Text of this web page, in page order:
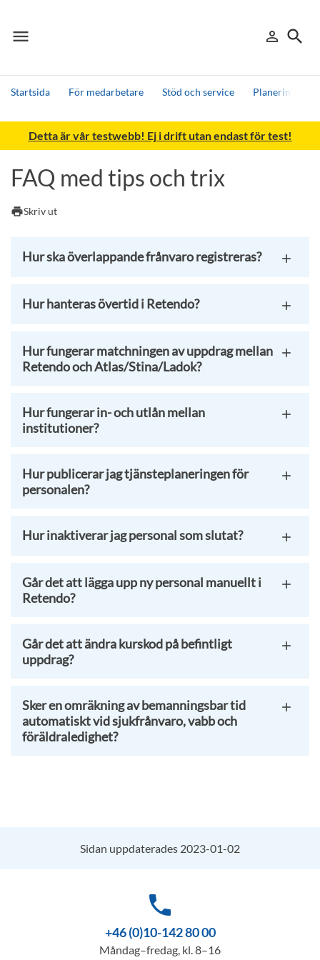
menu
Meny person_outline
Logga in
search
Sök
Startsida För medarbetare Stöd och service Planering och
Sök
Andra söktjänster
Detta är vår testwebb! Ej i drift utan endast för test!
FAQ med tips och trix
printSkriv ut
Hur ska överlappande frånvaro registreras?
Hur hanteras övertid i Retendo?
Hur fungerar matchningen av uppdrag mellan
Retendo och Atlas/Stina/Ladok?
Hur fungerar in- och utlån mellan
institutioner?
Hur publicerar jag tjänsteplaneringen för
personalen?
Hur inaktiverar jag personal som slutat?
Går det att lägga upp ny personal manuellt i
Retendo?
Går det att ändra kurskod på befintligt
uppdrag?
Sker en omräkning av bemanningsbar tid
automatiskt vid sjukfrånvaro, vabb och
föräldraledighet?
Sidan uppdaterades 2023-01-02
phone
+46 (0)10-142 80 00
Måndag–fredag, kl. 8–16